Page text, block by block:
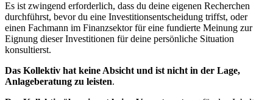
Es ist zwingend erforderlich, dass du deine eigenen Recherchen
durchführst, bevor du eine Investitionsentscheidung triffst, oder
einen Fachmann im Finanzsektor für eine fundierte Meinung zur
Eignung dieser Investitionen für deine persönliche Situation
konsultierst.
Das Kollektiv hat keine Absicht und ist nicht in der Lage,
Anlageberatung zu leisten.